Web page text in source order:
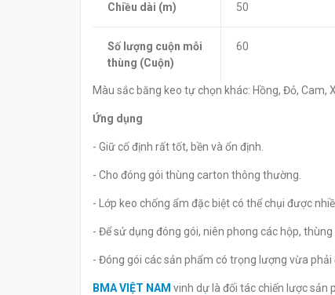
Chiều dài (m) 50
Số lượng cuộn mỗi
thùng (Cuộn)
60
Màu sắc băng keo tự chọn khác: Hồng, Đỏ, Cam,
Ứng dụng
- Giữ cố định rất tốt, bền và ổn định.
- Cho đóng gói thùng carton thông thường.
- Lớp keo chống ẩm đặc biệt có thể chụi được
- Để sử dụng đóng gói, niên phong các hộp,
- Đóng gói các sản phẩm có trọng lượng vừa phải
BMA VIỆT NAM vinh dự là đối tác chiến lược sản